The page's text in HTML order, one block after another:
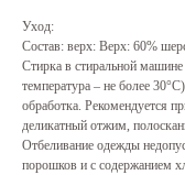
Уход:
Состав: верх: Верх: 60%
Стирка в стиральной
температура – не более
обработка. Рекомендуется
деликатный отжим,
Отбеливание одежды
порошков и с содержанием